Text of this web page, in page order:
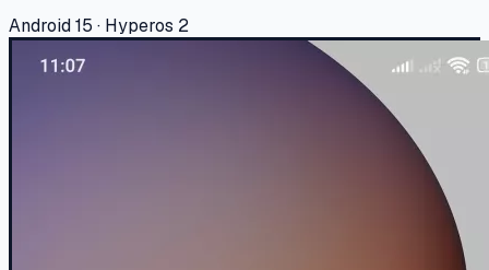
Android 15 · Hyperos 2